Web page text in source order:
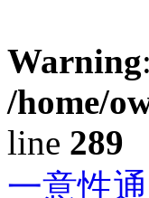
Warning
/home/
line 289
一意性通